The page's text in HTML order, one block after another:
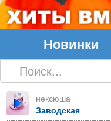
Новинки
нексюша
Заводская